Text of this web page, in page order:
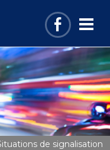
de signalisation